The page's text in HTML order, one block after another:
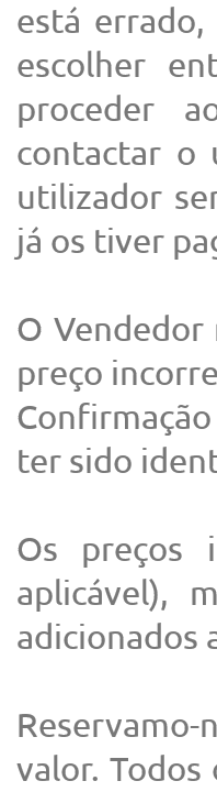
está
escolher
proceder
contactar o
utilizador
já os tiver
O
preço
ter sido
Os preços
aplicável),
adicionados
valor. Todos